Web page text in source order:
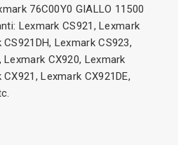
76C00Y0 GIALLO 11500
Lexmark CS921, Lexmark
CS921DH, Lexmark CS923,
Lexmark CX920, Lexmark
Lexmark CX921DE,